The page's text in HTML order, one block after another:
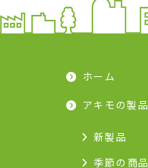
ホーム
アキモの製品
新製品
季節の商品